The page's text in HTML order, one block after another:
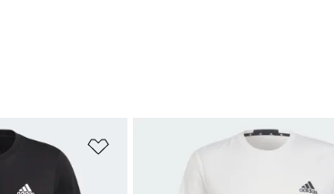
Favori Listesine Ekle